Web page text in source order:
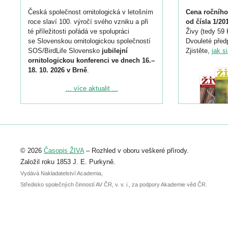
Česká společnost ornitologická v letošním
roce slaví 100. výročí svého vzniku a při
té příležitosti pořádá ve spolupráci
se Slovenskou ornitologickou společností
SOS/BirdLife Slovensko jubilejní
ornitologickou konferenci ve dnech 16.–
18. 10. 2026 v Brně.
Podrobnější informace ke konferenci
Registrovat se můžete do 6. září.
abstraktu přihlášené přednášky nebo
posteru je už 30. června.
... více aktualit ...
Cena
od čísla 1/
Živy (tedy 59
Dvouleté
Zjistěte, jak
© 2026 Časopis ŽIVA– Rozhled v oboru veškeré přírody.
Založil roku 1853 J. E. Purkyně.
Vydává Nakladatelství Academia,
Středisko společných činností AV ČR, v. v. i., za podpory Akademie věd ČR.